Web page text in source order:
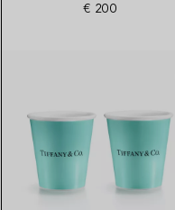
€ 200